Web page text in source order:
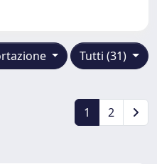
Tutti (31)
1 2